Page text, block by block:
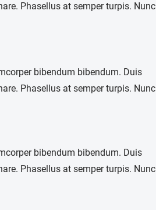
Phasellus at semper turpis. Nunc
bibendum bibendum. Duis
Phasellus at semper turpis. Nunc
bibendum bibendum. Duis
Phasellus at semper turpis. Nunc